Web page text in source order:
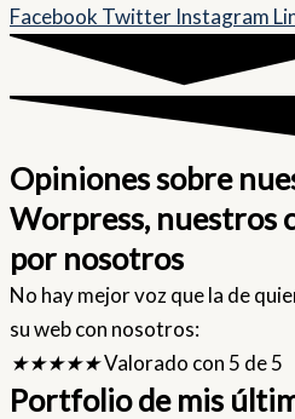
Facebook Twitter Instagram
Opiniones sobre
Worpress, nuestros
por nosotros
No hay mejor voz que la de
su web con nosotros:
★★★★★Valorado con 5 de 5
Portfolio de mis